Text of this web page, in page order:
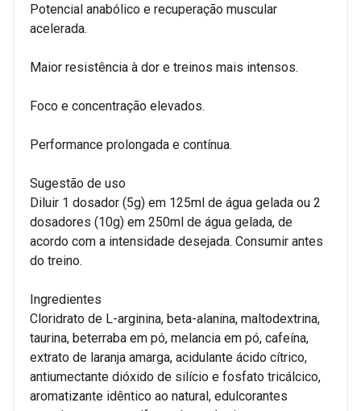
Potencial anabólico e recuperação muscular
acelerada.
Maior resistência à dor e treinos mais intensos.
Foco e concentração elevados.
Performance prolongada e contínua.
Sugestão de uso
Diluir 1 dosador (5g) em 125ml de água gelada ou 2
dosadores (10g) em 250ml de água gelada, de
acordo com a intensidade desejada. Consumir antes
do treino.
Ingredientes
Cloridrato de L-arginina, beta-alanina, maltodextrina,
taurina, beterraba em pó, melancia em pó, cafeína,
extrato de laranja amarga, acidulante ácido cítrico,
antiumectante dióxido de silício e fosfato tricálcico,
aromatizante idêntico ao natural, edulcorantes